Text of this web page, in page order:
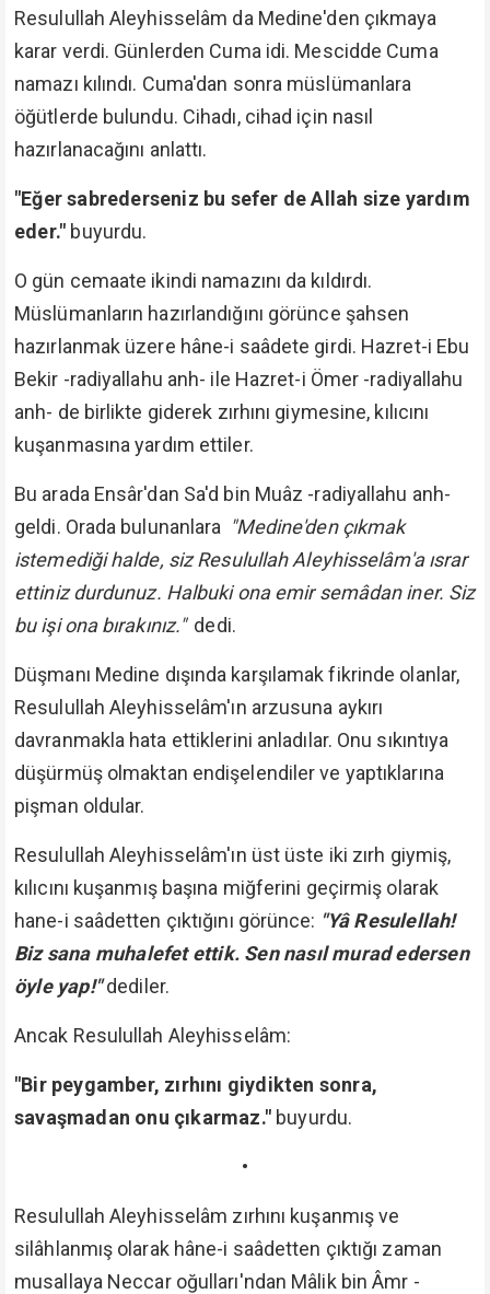
Resulullah Aleyhisselâm da Medine'den çıkmaya
karar verdi. Günlerden Cuma idi. Mescidde Cuma
namazı kılındı. Cuma'dan sonra müslümanlara
öğütlerde bulundu. Cihadı, cihad için nasıl
hazırlanacağını anlattı.
"Eğer sabrederseniz bu sefer de Allah size yardım
eder." buyurdu.
O gün cemaate ikindi namazını da kıldırdı.
Müslümanların hazırlandığını görünce şahsen
hazırlanmak üzere hâne-i saâdete girdi. Hazret-i Ebu
Bekir -radiyallahu anh- ile Hazret-i Ömer -radiyallahu
anh- de birlikte giderek zırhını giymesine, kılıcını
kuşanmasına yardım ettiler.
Bu arada Ensâr'dan Sa'd bin Muâz -radiyallahu anh-
geldi. Orada bulunanlara "Medine'den çıkmak
istemediği halde, siz Resulullah Aleyhisselâm'a ısrar
ettiniz durdunuz. Halbuki ona emir semâdan iner. Siz
bu işi ona bırakınız." dedi.
Düşmanı Medine dışında karşılamak fikrinde olanlar,
Resulullah Aleyhisselâm'ın arzusuna aykırı
davranmakla hata ettiklerini anladılar. Onu sıkıntıya
düşürmüş olmaktan endişelendiler ve yaptıklarına
pişman oldular.
Resulullah Aleyhisselâm'ın üst üste iki zırh giymiş,
kılıcını kuşanmış başına miğferini geçirmiş olarak
hane-i saâdetten çıktığını görünce: "Yâ Resulellah!
Biz sana muhalefet ettik. Sen nasıl murad edersen
öyle yap!"dediler.
Ancak Resulullah Aleyhisselâm:
"Bir peygamber, zırhını giydikten sonra,
savaşmadan onu çıkarmaz." buyurdu.
•
Resulullah Aleyhisselâm zırhını kuşanmış ve
silâhlanmış olarak hâne-i saâdetten çıktığı zaman
musallaya Neccar oğulları'ndan Mâlik bin Âmr -